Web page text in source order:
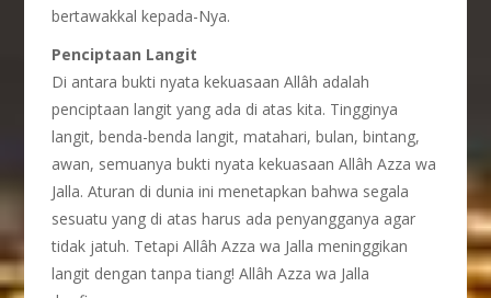
bertawakkal kepada-Nya.
Penciptaan Langit
Di antara bukti nyata kekuasaan Allâh adalah
penciptaan langit yang ada di atas kita. Tingginya
langit, benda-benda langit, matahari, bulan, bintang,
awan, semuanya bukti nyata kekuasaan Allâh Azza wa
Jalla. Aturan di dunia ini menetapkan bahwa segala
sesuatu yang di atas harus ada penyangganya agar
tidak jatuh. Tetapi Allâh Azza wa Jalla meninggikan
langit dengan tanpa tiang! Allâh Azza wa Jalla